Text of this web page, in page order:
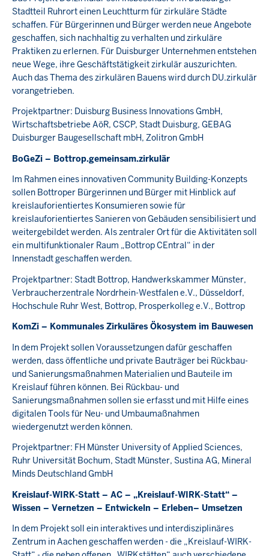
Stadtteil Ruhrort einen Leuchtturm für zirkuläre Städte
schaffen. Für Bürgerinnen und Bürger werden neue Angebote
geschaffen, sich nachhaltig zu verhalten und zirkuläre
Praktiken zu erlernen. Für Duisburger Unternehmen entstehen
neue Wege, ihre Geschäftstätigkeit zirkulär auszurichten.
Auch das Thema des zirkulären Bauens wird durch DU.zirkulär
vorangetrieben.
Projektpartner: Duisburg Business Innovations GmbH,
Wirtschaftsbetriebe AöR, CSCP, Stadt Duisburg, GEBAG
Duisburger Baugesellschaft mbH, Zolitron GmbH
BoGeZi – Bottrop.gemeinsam.zirkulär
Im Rahmen eines innovativen Community Building-Konzepts
sollen Bottroper Bürgerinnen und Bürger mit Hinblick auf
kreislauforientiertes Konsumieren sowie für
kreislauforientiertes Sanieren von Gebäuden sensibilisiert und
weitergebildet werden. Als zentraler Ort für die Aktivitäten soll
ein multifunktionaler Raum „Bottrop CEntral“ in der
Innenstadt geschaffen werden.
Projektpartner: Stadt Bottrop, Handwerkskammer Münster,
Verbraucherzentrale Nordrhein-Westfalen e.V., Düsseldorf,
Hochschule Ruhr West, Bottrop, Prosperkolleg e.V., Bottrop
KomZi – Kommunales Zirkuläres Ökosystem im Bauwesen
In dem Projekt sollen Voraussetzungen dafür geschaffen
werden, dass öffentliche und private Bauträger bei Rückbau-
und Sanierungsmaßnahmen Materialien und Bauteile im
Kreislauf führen können. Bei Rückbau- und
Sanierungsmaßnahmen sollen sie erfasst und mit Hilfe eines
digitalen Tools für Neu- und Umbaumaßnahmen
wiedergenutzt werden können.
Projektpartner: FH Münster University of Applied Sciences,
Ruhr Universität Bochum, Stadt Münster, Sustina AG, Mineral
Minds Deutschland GmbH
Kreislauf-WIRK-Statt – AC – „Kreislauf-WIRK-Statt“ –
Wissen – Vernetzen – Entwickeln – Erleben– Umsetzen
In dem Projekt soll ein interaktives und interdisziplinäres
Zentrum in Aachen geschaffen werden - die „Kreislauf-WIRK-